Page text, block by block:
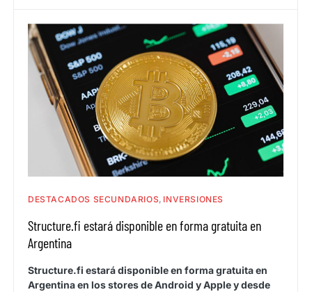
DESTACADOS SECUNDARIOS INVERSIONES
Structure.fi estará disponible en forma gratuita en
Argentina
Structure.fi estará disponible en forma gratuita en
Argentina en los stores de Android y Apple y desde